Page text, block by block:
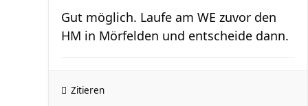
Gut möglich. Laufe am WE zuvor den
HM in Mörfelden und entscheide dann.
Zitieren